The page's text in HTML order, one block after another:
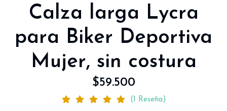
Calza larga Lycra
para Biker Deportiva
Mujer, sin costura
$59.500
(1 Reseña)